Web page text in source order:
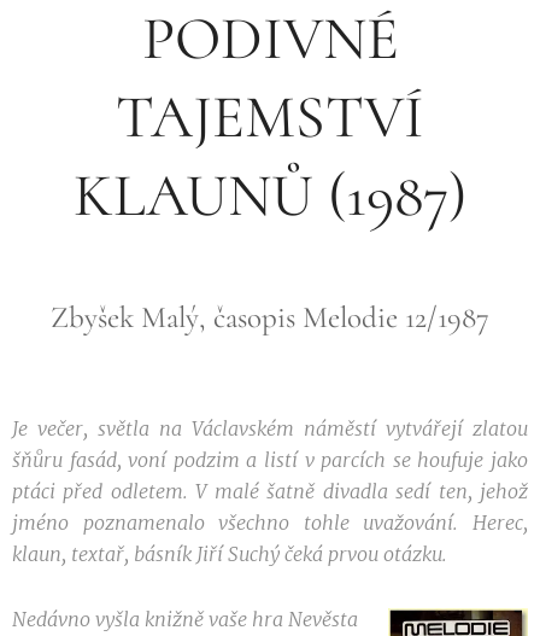
PODIVNÉ
TAJEMSTVÍ
KLAUNŮ (1987)
Zbyšek Malý, časopis Melodie 12/1987
Je večer, světla na Václavském náměstí vytvářejí zlatou
šňůru fasád, voní podzim a listí v parcích se houfuje jako
ptáci před odletem. V malé šatně divadla sedí ten, jehož
jméno poznamenalo všechno tohle uvažování. Herec,
klaun, textař, básník Jiří Suchý čeká prvou otázku.
Nedávno vyšla knižně vaše hra Nevěsta